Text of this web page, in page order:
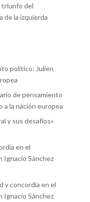
triunfo del
de la izquierda
político: Julien
de pensamiento
a la nación europea
y sus desafíos»
en el
Ignacio Sánchez
y concordia en el
Ignacio Sánchez